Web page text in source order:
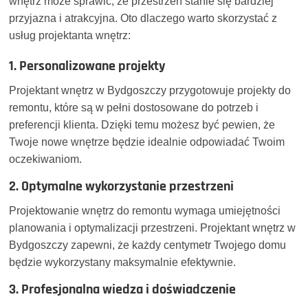
przyjazna i atrakcyjna. Oto dlaczego warto skorzystać z
usług projektanta wnętrz:
1. Personalizowane projekty
Projektant wnętrz w Bydgoszczy przygotowuje projekty do
remontu, które są w pełni dostosowane do potrzeb i
preferencji klienta. Dzięki temu możesz być pewien, że
Twoje nowe wnętrze będzie idealnie odpowiadać Twoim
oczekiwaniom.
2. Optymalne wykorzystanie przestrzeni
Projektowanie wnętrz do remontu wymaga umiejętności
planowania i optymalizacji przestrzeni. Projektant wnętrz w
Bydgoszczy zapewni, że każdy centymetr Twojego domu
będzie wykorzystany maksymalnie efektywnie.
3. Profesjonalna wiedza i doświadczenie